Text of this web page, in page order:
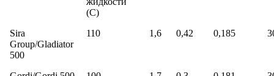
(С)
Sira
Group/Gladiator
500
110 1,6 0,42 0,185